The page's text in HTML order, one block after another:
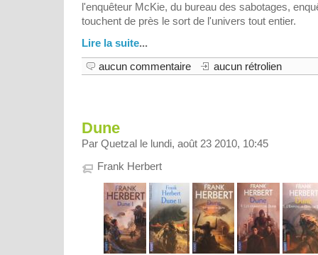
l'enquêteur McKie, du bureau des sabotages,
touchent de près le sort de l'univers tout entier.
Lire la suite...
aucun commentaire
aucun rétrolien
Dune
Par Quetzal le lundi, août 23 2010, 10:45
Frank Herbert